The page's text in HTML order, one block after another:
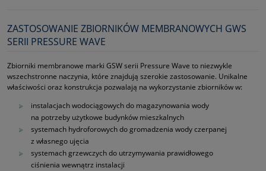
ZASTOSOWANIE ZBIORNIKÓW MEMBRANOWYCH GWS
SERII PRESSURE WAVE
Zbiorniki membranowe marki GSW serii Pressure Wave to niezwykle
wszechstronne naczynia, które znajdują szerokie zastosowanie. Unikalne
właściwości oraz konstrukcja pozwalają na wykorzystanie zbiorników w:
instalacjach wodociągowych do magazynowania wody
na potrzeby użytkowe budynków mieszkalnych
systemach hydroforowych do gromadzenia wody czerpanej
z własnego ujęcia
systemach grzewczych do utrzymywania prawidłowego
ciśnienia wewnątrz instalacji